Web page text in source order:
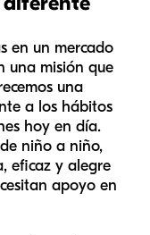
en un mercado
una misión que
una
a los hábitos
hoy en día.
niño a niño,
eficaz y alegre
apoyo en